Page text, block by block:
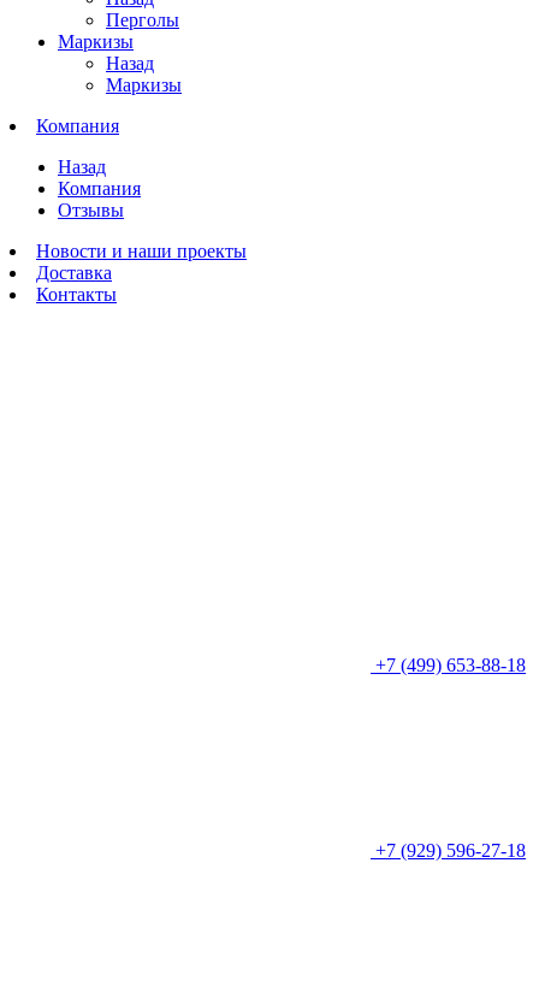
Перголы
Маркизы
Назад
Маркизы
Компания
Назад
Компания
Отзывы
Новости и наши проекты
Доставка
Контакты
+7 (499) 653-88-18
+7 (929) 596-27-18